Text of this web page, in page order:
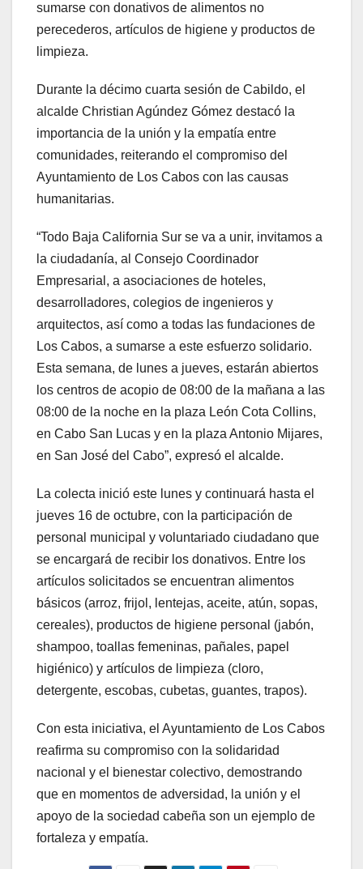
sumarse con donativos de alimentos no
perecederos, artículos de higiene y productos de
limpieza.
Durante la décimo cuarta sesión de Cabildo, el
alcalde Christian Agúndez Gómez destacó la
importancia de la unión y la empatía entre
comunidades, reiterando el compromiso del
Ayuntamiento de Los Cabos con las causas
humanitarias.
“Todo Baja California Sur se va a unir, invitamos a
la ciudadanía, al Consejo Coordinador
Empresarial, a asociaciones de hoteles,
desarrolladores, colegios de ingenieros y
arquitectos, así como a todas las fundaciones de
Los Cabos, a sumarse a este esfuerzo solidario.
Esta semana, de lunes a jueves, estarán abiertos
los centros de acopio de 08:00 de la mañana a las
08:00 de la noche en la plaza León Cota Collins,
en Cabo San Lucas y en la plaza Antonio Mijares,
en San José del Cabo”, expresó el alcalde.
La colecta inició este lunes y continuará hasta el
jueves 16 de octubre, con la participación de
personal municipal y voluntariado ciudadano que
se encargará de recibir los donativos. Entre los
artículos solicitados se encuentran alimentos
básicos (arroz, frijol, lentejas, aceite, atún, sopas,
cereales), productos de higiene personal (jabón,
shampoo, toallas femeninas, pañales, papel
higiénico) y artículos de limpieza (cloro,
detergente, escobas, cubetas, guantes, trapos).
Con esta iniciativa, el Ayuntamiento de Los Cabos
reafirma su compromiso con la solidaridad
nacional y el bienestar colectivo, demostrando
que en momentos de adversidad, la unión y el
apoyo de la sociedad cabeña son un ejemplo de
fortaleza y empatía.